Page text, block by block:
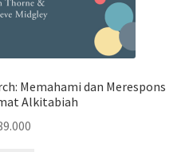
Memahami dan Merespons
Alkitabiah